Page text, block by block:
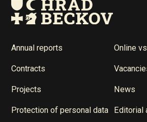
Annual reports Online
Contracts
Projects News
Protection of personal data Editorial